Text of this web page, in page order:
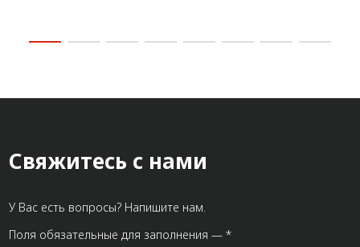
Свяжитесь с нами
У Вас есть вопросы? Напишите нам.
Поля обязательные для заполнения — *